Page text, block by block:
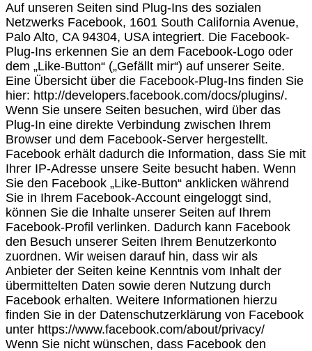
Auf unseren Seiten sind Plug-Ins des sozialen
Netzwerks Facebook, 1601 South California Avenue,
Palo Alto, CA 94304, USA integriert. Die Facebook-
Plug-Ins erkennen Sie an dem Facebook-Logo oder
dem „Like-Button“ („Gefällt mir“) auf unserer Seite.
Eine Übersicht über die Facebook-Plug-Ins finden Sie
hier: http://developers.facebook.com/docs/plugins/.
Wenn Sie unsere Seiten besuchen, wird über das
Plug-In eine direkte Verbindung zwischen Ihrem
Browser und dem Facebook-Server hergestellt.
Facebook erhält dadurch die Information, dass Sie mit
Ihrer IP-Adresse unsere Seite besucht haben. Wenn
Sie den Facebook „Like-Button“ anklicken während
Sie in Ihrem Facebook-Account eingeloggt sind,
können Sie die Inhalte unserer Seiten auf Ihrem
Facebook-Profil verlinken. Dadurch kann Facebook
den Besuch unserer Seiten Ihrem Benutzerkonto
zuordnen. Wir weisen darauf hin, dass wir als
Anbieter der Seiten keine Kenntnis vom Inhalt der
übermittelten Daten sowie deren Nutzung durch
Facebook erhalten. Weitere Informationen hierzu
finden Sie in der Datenschutzerklärung von Facebook
unter https://www.facebook.com/about/privacy/
Wenn Sie nicht wünschen, dass Facebook den